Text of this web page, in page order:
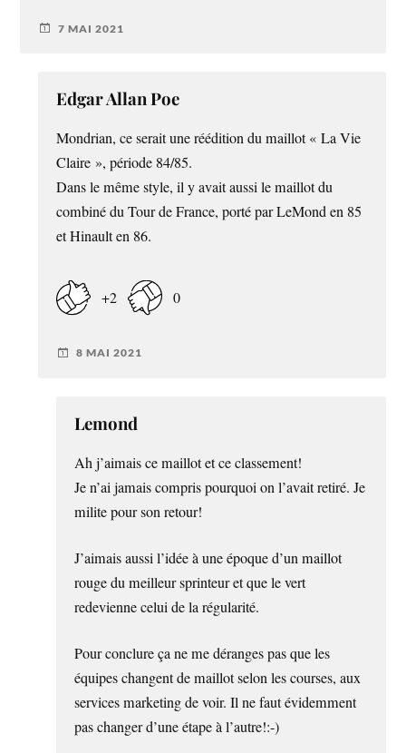
7 MAI 2021
Edgar Allan Poe
Mondrian, ce serait une réédition du maillot « La Vie
Claire », période 84/85.
Dans le même style, il y avait aussi le maillot du
combiné du Tour de France, porté par LeMond en 85
et Hinault en 86.
+2 0
8 MAI 2021
Lemond
Ah j’aimais ce maillot et ce classement!
Je n’ai jamais compris pourquoi on l’avait retiré. Je
milite pour son retour!
J’aimais aussi l’idée à une époque d’un maillot
rouge du meilleur sprinteur et que le vert
redevienne celui de la régularité.
Pour conclure ça ne me déranges pas que les
équipes changent de maillot selon les courses, aux
services marketing de voir. Il ne faut évidemment
pas changer d’une étape à l’autre!:-)